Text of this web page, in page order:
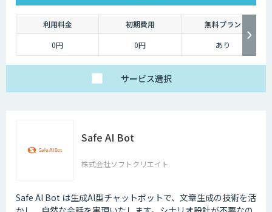
利用料金 初期費用
無料プラン
0円
0円 あり
サービス選択
Safe AI Bot
株式会社ソフトクリエイト
Safe AI Bot は生成AI型チャットボットで、文章生成の技術を活